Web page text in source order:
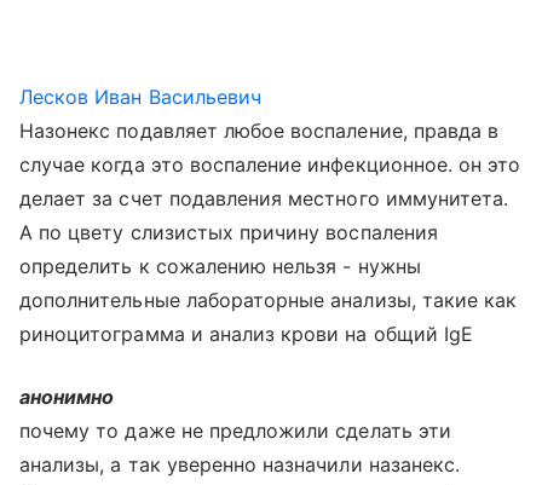
Лесков Иван Васильевич
Назонекс подавляет любое воспаление, правда в
случае когда это воспаление инфекционное. он это
делает за счет подавления местного иммунитета.
А по цвету слизистых причину воспаления
определить к сожалению нельзя - нужны
дополнительные лабораторные анализы, такие как
риноцитограмма и анализ крови на общий IgE
анонимно
почему то даже не предложили сделать эти
анализы, а так уверенно назначили назанекс.